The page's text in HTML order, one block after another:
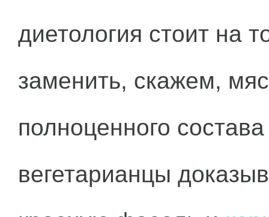
диетология стоит на
заменить, скажем,
полноценного
вегетарианцы